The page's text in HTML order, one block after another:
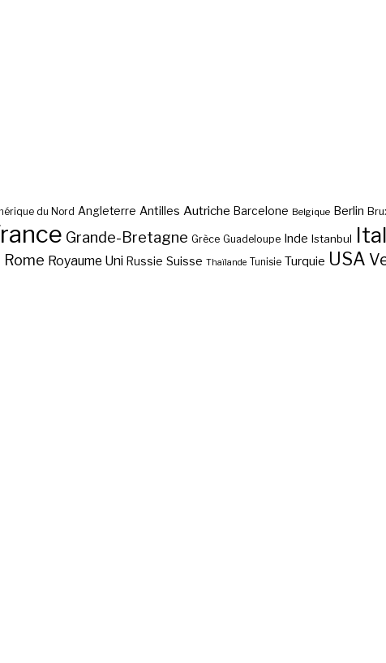
du Nord Angleterre Antilles Autriche Barcelone Belgique Berlin
Grande-Bretagne Grèce Guadeloupe Inde Istanbul
Rome Royaume Uni Russie Suisse Thaïlande Tunisie Turquie USA